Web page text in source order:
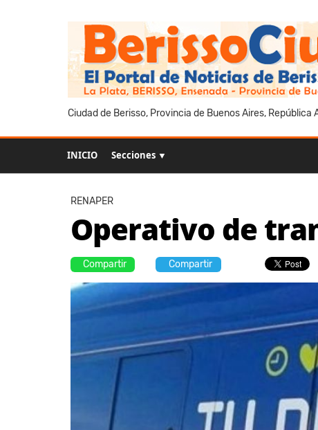
Ciudad de Berisso, Provincia de Buenos Aires, República
INICIO Secciones ▼
RENAPER
Operativo de
Compartir Compartir